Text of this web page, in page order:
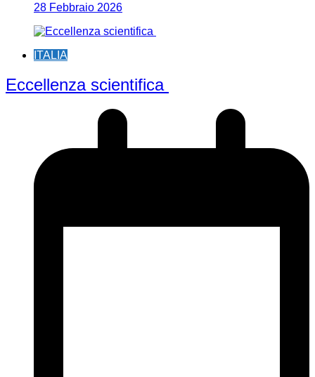
28 Febbraio 2026
ITALIA
Eccellenza scientifica